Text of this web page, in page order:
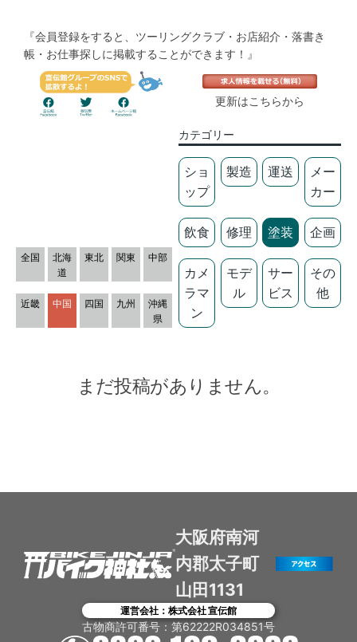
『会員登録をすると、ツーリングクラブ・お店紹介・落書き
帳・お仕事探しに掲載することができます！』
更新はこちらから
全国
北海
道
東北 関東 中部
近畿 中国 四国 九州
沖縄
県
カテゴリー
ショ
ップ
製造 運送
メー
カー
飲食 修理 塗装 企画
カメ
ラマ
ン
モデ
ル
サー
ビス
その
他
まだ投稿がありません。
大阪府南河
内郡太子町
山田1131
運営会社：株式会社 宣伝館
古物商許可番号：第62222R034851号